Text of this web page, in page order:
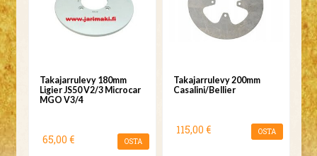
Takajarrulevy 180mm
Ligier JS50 V2/3 Microcar
MGO V3/4
65,00 € OSTA
Takajarrulevy 200mm
Casalini/Bellier
115,00 € OSTA